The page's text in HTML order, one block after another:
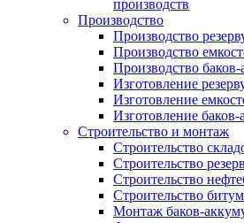
производств
Производство
Производство
Производство
Производство баков-
Изготовление
Изготовление
Изготовление баков-
Строительство и монтаж
Строительство
Строительство
Строительство
Строительство
Монтаж баков-